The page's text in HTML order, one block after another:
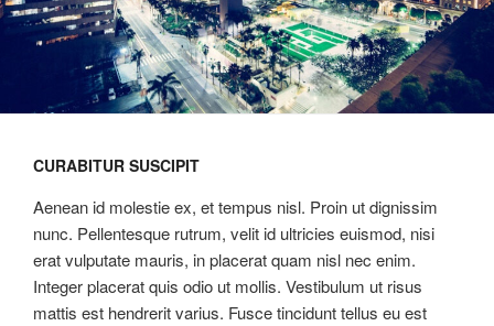
CURABITUR SUSCIPIT
Aenean id molestie ex, et tempus nisl. Proin ut dignissim
nunc. Pellentesque rutrum, velit id ultricies euismod, nisi
erat vulputate mauris, in placerat quam nisl nec enim.
Integer placerat quis odio ut mollis. Vestibulum ut risus
mattis est hendrerit varius. Fusce tincidunt tellus eu est